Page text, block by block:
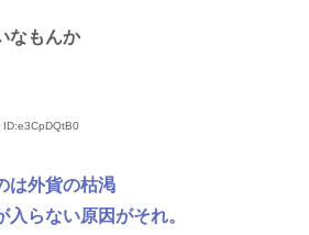
なもんか
ID:e3CpDQtB0
は外貨の枯渇
らない原因がそれ。